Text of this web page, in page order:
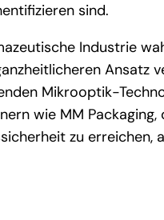
sind.
Industrie
Ansatz
Mikrooptik-
wie MM Packaging,
zu erreichen,